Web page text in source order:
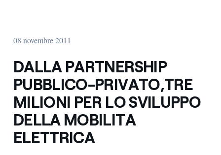
08 novembre 2011
DALLA PARTNERSHIP
PUBBLICO-PRIVATO,TRE
MILIONI PER LO SVILUPPO
DELLA MOBILITA
ELETTRICA